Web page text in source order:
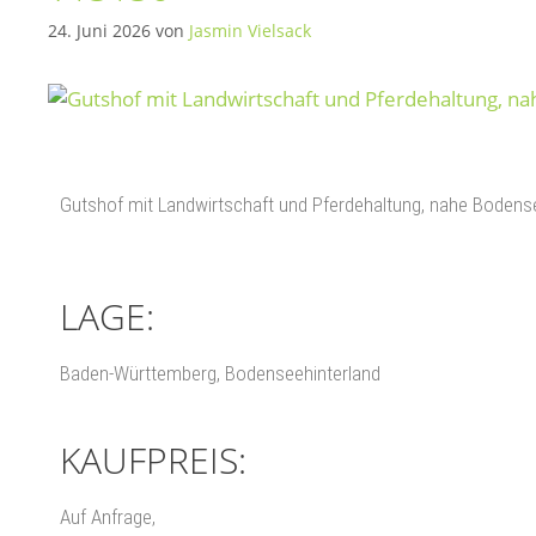
24. Juni 2026 von Jasmin Vielsack
Gutshof mit Landwirtschaft und Pferdehaltung, nahe
LAGE:
Baden-Württemberg, Bodenseehinterland
KAUFPREIS:
Auf Anfrage,